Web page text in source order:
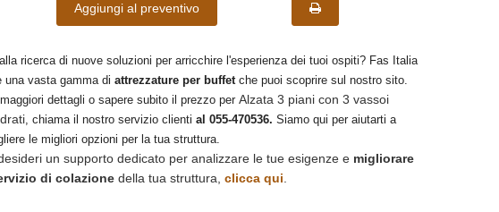
Aggiungi al preventivo
ricerca di nuove soluzioni per arricchire l'esperienza dei tuoi ospiti? Fas Italia
una vasta gamma di attrezzature per buffetche puoi scoprire sul nostro sito.
dettagli o sapere subito il prezzo per Alzata 3 piani con 3 vassoi
, chiama il nostro servizio clienti al 055-470536. Siamo qui per aiutarti a
le migliori opzioni per la tua struttura.
un supporto dedicato per analizzare le tue esigenze e migliorare
di colazione della tua struttura, clicca qui